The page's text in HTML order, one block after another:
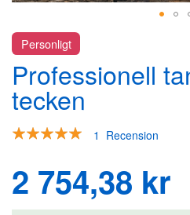
Hoppa
till
början
av
bildgalleriet
Personligt
Professionell
tecken
Rating:
1 Recension
2 754,38 kr